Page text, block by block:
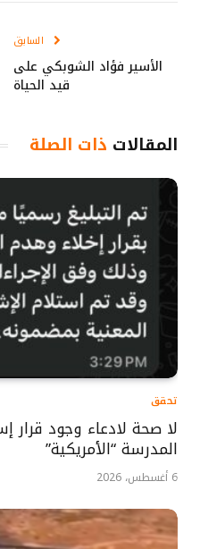
السابق
الأسير فؤاد الشوبكي على
قيد الحياة
المقالات ذات الصلة
تحقق
لا صحة لادعاء وجود قرار
المدرسة “الأمريكية”
6 أغسطس، 2026